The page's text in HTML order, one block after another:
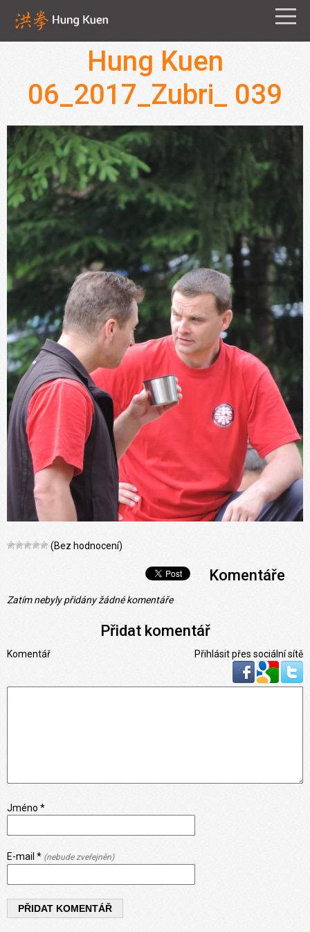
Hung Kuen
06_2017_Zubri_ 039
(Bez hodnocení)
Komentáře
Zatím nebyly přidány žádné komentáře
Přidat komentář
Přihlásit přes sociální sítě
Komentář
Jméno *
E-mail * (nebude zveřejněn)